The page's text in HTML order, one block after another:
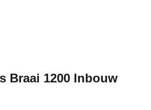
Braai 1200 Inbouw